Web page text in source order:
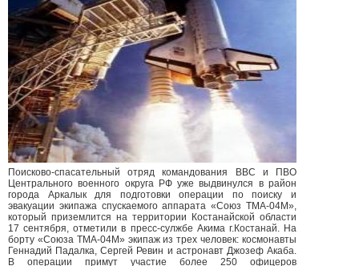
Поисково-спасательный отряд командования ВВС и ПВО
Центрального военного округа РФ уже выдвинулся в район
города Аркалык для подготовки операции по поиску и
эвакуации экипажа спускаемого аппарата «Союз ТМА-04М»,
который приземлится на территории Костанайской области
17 сентября, отметили в пресс-сулжбе Акима г.Костанай. На
борту «Союза ТМА-04М» экипаж из трех человек: космонавты
Геннадий Падалка, Сергей Ревин и астронавт Джозеф Акаба.
В операции примут участие более 250 офицеров